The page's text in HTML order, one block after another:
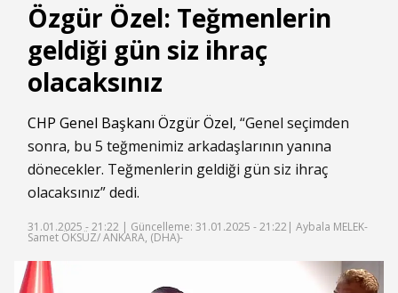
Özgür Özel: Teğmenlerin
geldiği gün siz ihraç
olacaksınız
CHP Genel Başkanı Özgür Özel, “Genel seçimden
sonra, bu 5 teğmenimiz arkadaşlarının yanına
dönecekler. Teğmenlerin geldiği gün siz ihraç
olacaksınız” dedi.
31.01.2025 - 21:22 | Güncelleme: 31.01.2025 - 21:22 | Aybala MELEK-
Samet ÖKSÜZ/ ANKARA, (DHA)-